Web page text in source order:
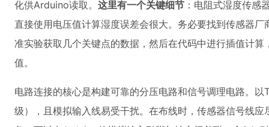
化供Arduino读取。 这里有一个关键细节 ：电阻式湿度传感
直接使用电压值计算湿度误差会很大。务必要找到传感器
准实验获取几个关键点的数据，然后在代码中进行插值计
值。
电路连接的核心是构建可靠的分压电路和信号调理电路。
级），且模拟输入线易受干扰。在布线时，传感器信号线